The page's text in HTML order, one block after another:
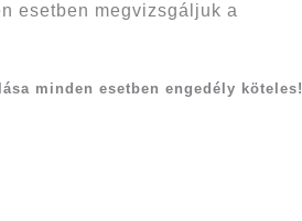
esetben megvizsgáljuk a
minden esetben engedély köteles!